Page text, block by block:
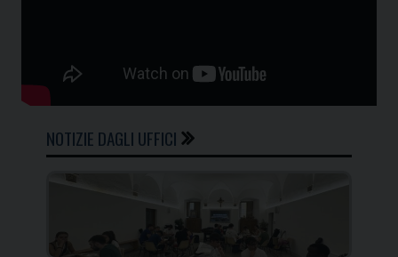
NOTIZIE DAGLI UFFICI